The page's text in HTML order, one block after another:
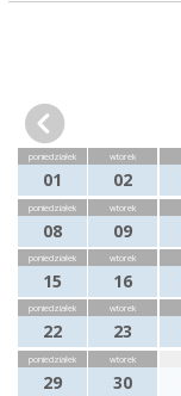
poniedziałek
01
wtorek
02
poniedziałek
08
wtorek
09
poniedziałek
15
wtorek
16
poniedziałek
22
wtorek
23
poniedziałek
29
wtorek
30